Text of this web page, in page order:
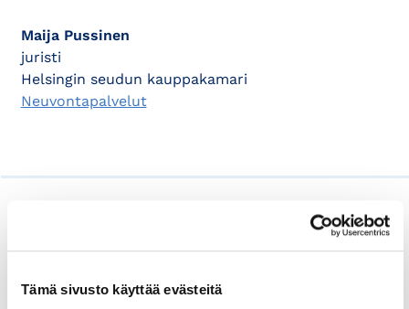
Tämä sivusto käyttää evästeitä
Maija Pussinen
juristi
Helsingin seudun kauppakamari
Neuvontapalvelut
jäsenillemme